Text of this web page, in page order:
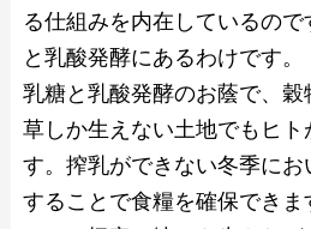
る仕組みを内在しているの
と乳酸発酵にあるわけです。
乳糖と乳酸発酵のお蔭で、
草しか生えない土地でもヒ
す。搾乳ができない冬季に
することで食糧を確保できま